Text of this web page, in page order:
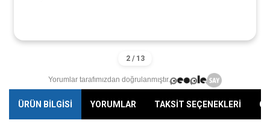
Yorumlar tarafımızdan doğrulanmıştır.
ÜRÜN BİLGİSİ YORUMLAR TAKSİT SEÇENEKLERİ